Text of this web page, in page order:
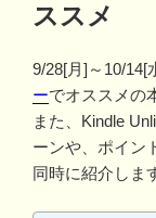
ススメ
9/28[月]～10/14[
ーでオススメの
また、Kindle
ーンや、ポイン
同時に紹介しま